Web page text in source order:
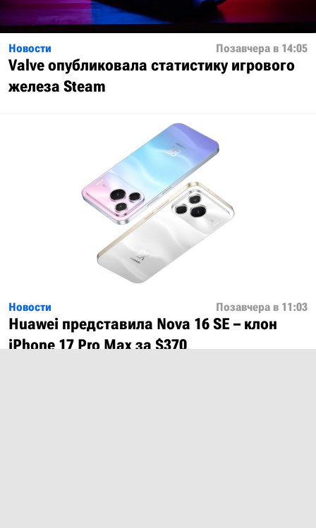
Новости Позавчера в 14:05
Valve опубликовала статистику игрового
железа Steam
Новости Позавчера в 11:03
Huawei представила Nova 16 SE – клон
iPhone 17 Pro Max за $370